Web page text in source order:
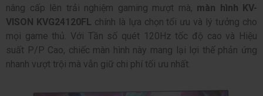
nâng cấp lên trải nghiệm gaming mượt mà, màn hình KV-
VISON KVG24120FL chính là lựa chọn tối ưu và lý tưởng cho
mọi game thủ. Với Tần số quét 120Hz tốc độ cao và Hiệu
suất P/P Cao, chiếc màn hình này mang lại lợi thế phản ứng
nhanh vượt trội mà vẫn giữ chi phí tối ưu nhất.